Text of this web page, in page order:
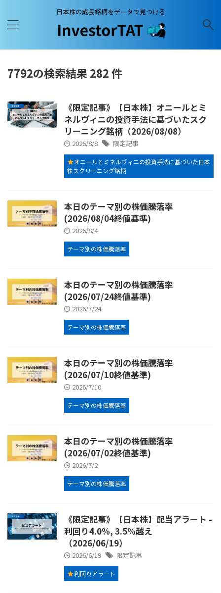
日本株の成長銘柄をデータで見つける
7792の検索結果 282 件
《限定記事》【日本株】オニールとミ
ネルヴィニの投資手法に基づいたスク
リーニング銘柄（2026/08/08）
2026/8/8 限定記事
オニールとミネルヴィニの投資手法に基づいた日本
株スクリーニング銘柄
本日のテーマ別の株価騰落率
(2026/08/04終値基準)
2026/8/4
テーマ別の株価騰落率
本日のテーマ別の株価騰落率
(2026/07/24終値基準)
2026/7/24
テーマ別の株価騰落率
本日のテーマ別の株価騰落率
(2026/07/10終値基準)
2026/7/10
テーマ別の株価騰落率
本日のテーマ別の株価騰落率
(2026/07/02終値基準)
2026/7/2
テーマ別の株価騰落率
《限定記事》【日本株】配当アラート -
利回り4.0%, 3.5%越え
（2026/06/19）
2026/6/19 限定記事
利回りアラート